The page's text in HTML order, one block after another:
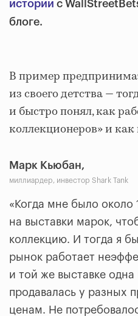
истории с
блоге.
В пример
из своего детства ―
и быстро понял, как
коллекционеров» и как
Марк Кьюбан,
миллиардер, инвестор Shark Tank
«Когда мне было около
на выставки марок,
коллекцию. И тогда я
рынок работает
и той же выставке
продавалась у разных
ценам. Не